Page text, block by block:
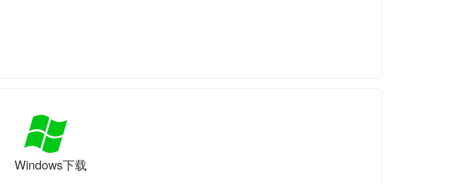
Windows下载